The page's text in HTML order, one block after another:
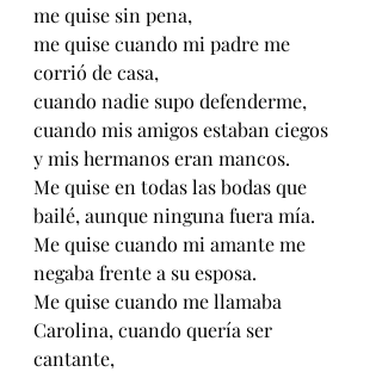
me quise sin pena,
me quise cuando mi padre me
corrió de casa,
cuando nadie supo defenderme,
cuando mis amigos estaban ciegos
y mis hermanos eran mancos.
Me quise en todas las bodas que
bailé, aunque ninguna fuera mía.
Me quise cuando mi amante me
negaba frente a su esposa.
Me quise cuando me llamaba
Carolina, cuando quería ser
cantante,